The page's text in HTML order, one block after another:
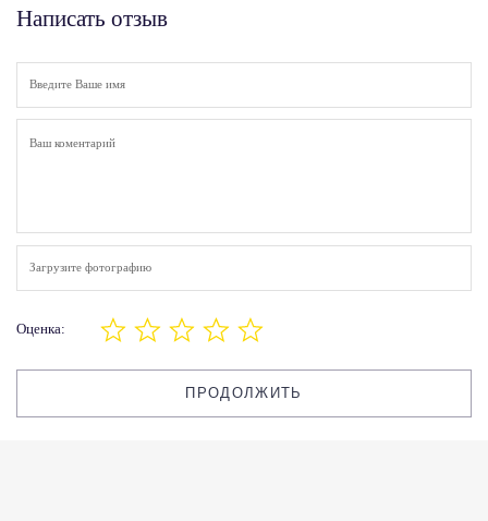
Написать отзыв
Загрузите фотографию
Оценка:
ПРОДОЛЖИТЬ